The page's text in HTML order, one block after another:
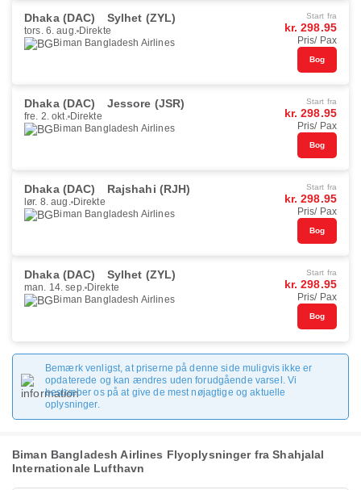
Dhaka (DAC) Sylhet (ZYL)
tors. 6. aug. Direkte
Biman Bangladesh Airlines
Start fra
kr. 298.95
Pris/ Pax
Bog
Dhaka (DAC) Jessore (JSR)
fre. 2. okt. Direkte
Biman Bangladesh Airlines
Start fra
kr. 298.95
Pris/ Pax
Bog
Dhaka (DAC) Rajshahi (RJH)
lør. 8. aug. Direkte
Biman Bangladesh Airlines
Start fra
kr. 298.95
Pris/ Pax
Bog
Dhaka (DAC) Sylhet (ZYL)
man. 14. sep. Direkte
Biman Bangladesh Airlines
Start fra
kr. 298.95
Pris/ Pax
Bog
Bemærk venligst, at priserne på denne side muligvis ikke er
opdaterede og kan ændres uden forudgående varsel. Vi
bestræber os på at give de mest nøjagtige og aktuelle
oplysninger.
Biman Bangladesh Airlines Flyoplysninger fra Shahjalal
Internationale Lufthavn